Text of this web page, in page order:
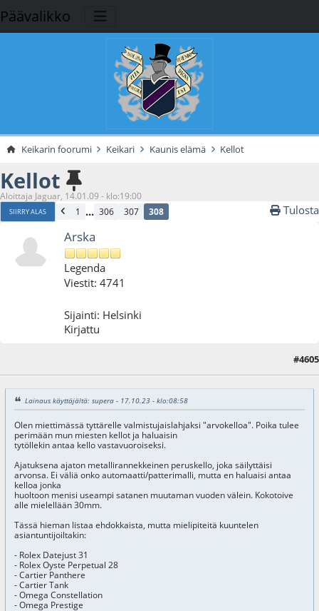
Päävalikko
Keikarin foorumi Keikari Kaunis elämä Kellot
Kellot
Aloittaja Jaguar, 14.01.09 - klo:19:00
SIIRRY ALAS 1 ... 306 307 308 Tulosta
Arska
Legenda
Viestit: 4741
Sijainti: Helsinki
Kirjattu
#4605
Lainaus käyttäjältä: supera - 17.10.23 - klo:08:58
Olen miettimässä tyttärelle valmistujaislahjaksi "arvokelloa". Poika tulee
perimään mun miesten kellot ja haluaisin
tytöllekin antaa kello vastavuoroiseksi.
Ajatuksena ajaton metallirannekkeinen peruskello, joka säilyttäisi
arvonsa. Ei väliä onko automaatti/patterimalli, mutta en haluaisi antaa
kelloa jonka
huoltoon menisi useampi satanen muutaman vuoden välein. Kokotoive
alle mielellään 30mm.
Tässä hieman listaa ehdokkaista, mutta mielipiteitä kuuntelen
asiantuntijoiltakin:
- Rolex Datejust 31
- Rolex Oyste Perpetual 28
- Cartier Panthere
- Cartier Tank
- Omega Constellation
- Omega Prestige